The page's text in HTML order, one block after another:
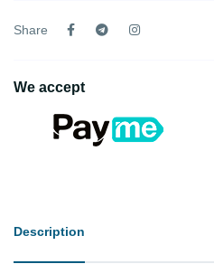
Share
We accept
Description